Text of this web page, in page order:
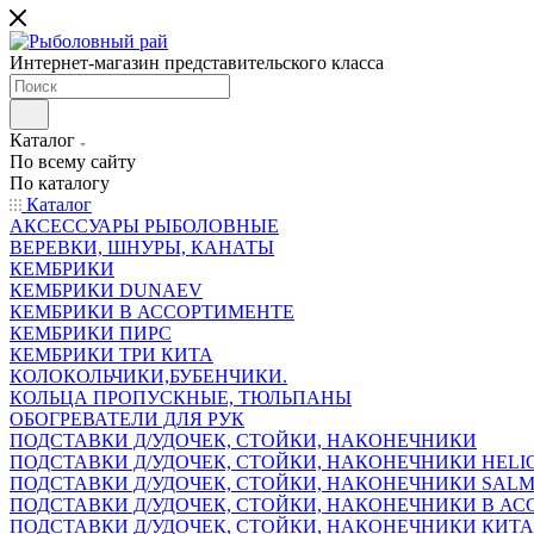
Интернет-магазин представительского класса
Каталог
По всему сайту
По каталогу
Каталог
АКСЕССУАРЫ РЫБОЛОВНЫЕ
ВЕРЕВКИ, ШНУРЫ, КАНАТЫ
КЕМБРИКИ
КЕМБРИКИ DUNAEV
КЕМБРИКИ В АССОРТИМЕНТЕ
КЕМБРИКИ ПИРС
КЕМБРИКИ ТРИ КИТА
КОЛОКОЛЬЧИКИ,БУБЕНЧИКИ.
КОЛЬЦА ПРОПУСКНЫЕ, ТЮЛЬПАНЫ
ОБОГРЕВАТЕЛИ ДЛЯ РУК
ПОДСТАВКИ Д/УДОЧЕК, СТОЙКИ, НАКОНЕЧНИКИ
ПОДСТАВКИ Д/УДОЧЕК, СТОЙКИ, НАКОНЕЧНИКИ
ПОДСТАВКИ Д/УДОЧЕК, СТОЙКИ, НАКОНЕЧНИКИ
ПОДСТАВКИ Д/УДОЧЕК, СТОЙКИ, НАКОНЕЧНИКИ В
ПОДСТАВКИ Д/УДОЧЕК, СТОЙКИ, НАКОНЕЧНИКИ